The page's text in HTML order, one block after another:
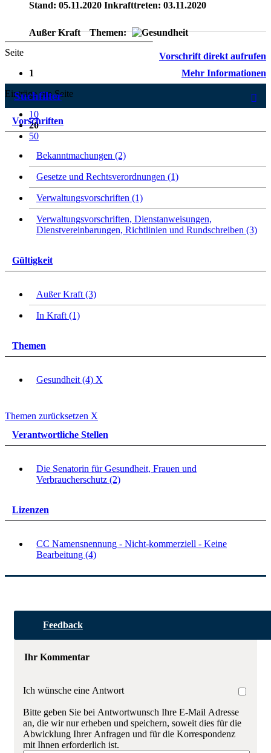
Stand: 05.11.2020 Inkrafttreten: 03.11.2020
Außer Kraft Themen:
Vorschrift direkt aufrufen
Mehr Informationen
Seite
1
Einträge pro Seite
10
20
50
Suchfilter
Vorschriften
Bekanntmachungen (2)
Gesetze und Rechtsverordnungen (1)
Verwaltungsvorschriften (1)
Verwaltungsvorschriften, Dienstanweisungen,
Dienstvereinbarungen, Richtlinien und Rundschreiben (3)
Gültigkeit
Außer Kraft (3)
In Kraft (1)
Themen
Gesundheit (4) X
Themen zurücksetzen X
Verantwortliche Stellen
Die Senatorin für Gesundheit, Frauen und
Verbraucherschutz (2)
Lizenzen
CC Namensnennung - Nicht-kommerziell - Keine
Bearbeitung (4)
Feedback
Ihr Kommentar
Ich wünsche eine Antwort
Bitte geben Sie bei Antwortwunsch Ihre E-Mail Adresse
an, die wir nur erheben und speichern, soweit dies für die
Abwicklung Ihrer Anfragen und für die Korrespondenz
mit Ihnen erforderlich ist.